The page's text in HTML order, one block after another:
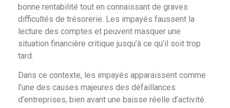
bonne rentabilité tout en connaissant de graves
difficultés de trésorerie. Les impayés faussent la
lecture des comptes et peuvent masquer une
situation financière critique jusqu’à ce qu’il soit trop
tard.
Dans ce contexte, les impayés apparaissent comme
l’une des causes majeures des défaillances
d’entreprises, bien avant une baisse réelle d’activité.